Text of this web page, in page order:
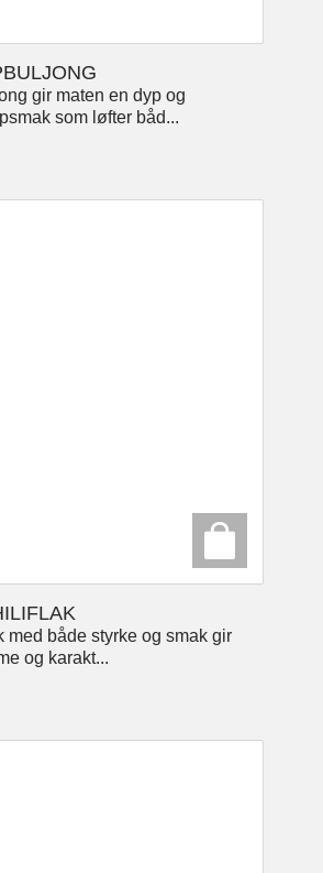
gir maten en dyp og
som løfter båd...
med både styrke og smak gir
og karakt...